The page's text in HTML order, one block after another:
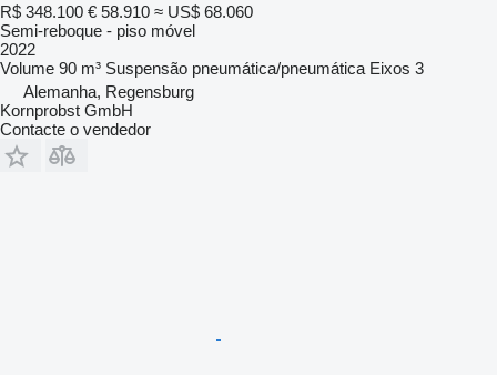
R$ 348.100 € 58.910 ≈ US$ 68.060
Semi-reboque - piso móvel
2022
Volume 90 m³ Suspensão pneumática/pneumática Eixos 3
Alemanha, Regensburg
Kornprobst GmbH
Contacte o vendedor